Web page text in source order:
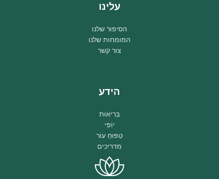
עלינו
הסיפור שלנו
המומחות שלנו
צור קשר
הידע
בְּרִיאוּת
יוֹפִי
טִפּוּחַ עוֹר
מדריכים